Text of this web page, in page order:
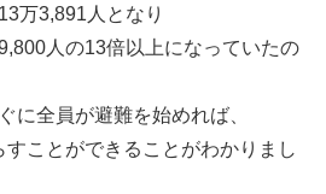
万3,891人となり
人の13倍以上になっていたの
に全員が避難を始めれば、
ことができることがわかりまし